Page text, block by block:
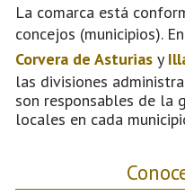
La comarca está
concejos (municipios).
Corvera de Asturias y
las divisiones
son responsables de la
locales en cada